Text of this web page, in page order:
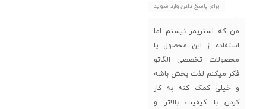
برای پاسخ دادن وارد شوید
من که استریمر نیستم اما
استفاده از این محصول یا
محصولات تخصصی الگاتو
فکر میکنم لذت بخش باشه
و خیلی کمک کنه به کار
کردن با کیفیت بالاتر و